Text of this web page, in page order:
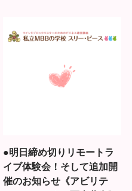
●明日締め切りリモートラ
イブ体験会！そして追加開
催のお知らせ《アビリテ